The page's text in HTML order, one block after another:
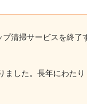
清掃サービスを終了
ました。長年にわたり